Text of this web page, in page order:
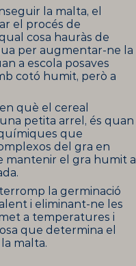
la malta, el
el procés de
cosa hauràs de
per augmentar-ne la
a escola posaves
cotó humit, però a
què el cereal
petita arrel, és quan
que
del gra en
mantenir el gra humit a
la germinació
i eliminant-ne les
a temperatures i
que determina el
malta.